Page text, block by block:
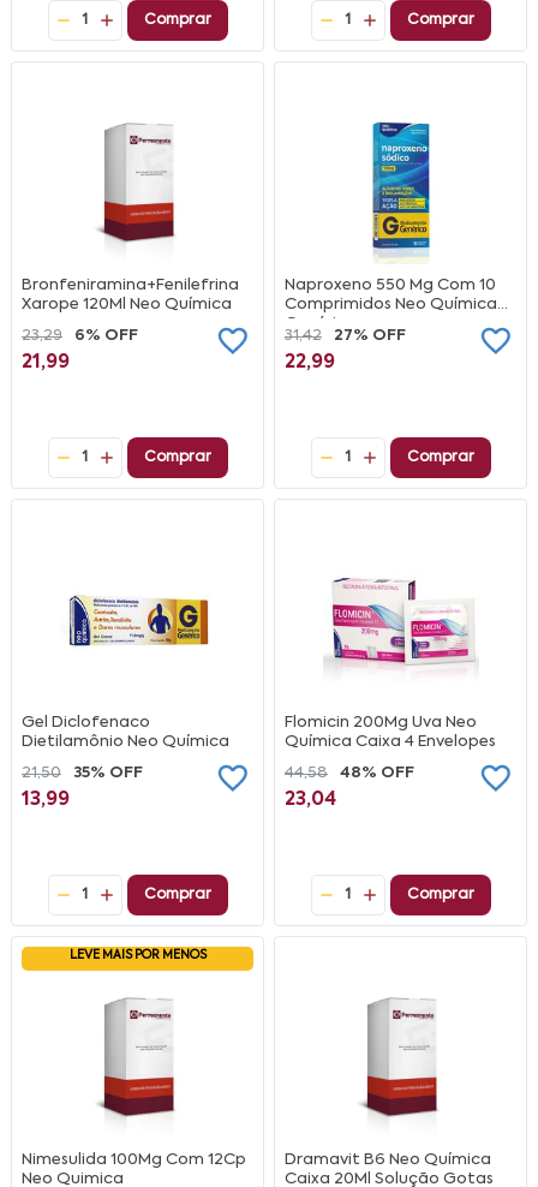
1 Comprar 1 Comprar
Bronfeniramina+Fenilefrina
Xarope 120Ml Neo Química
23,29
6% OFF
21,99
1 Comprar
Naproxeno 550 Mg Com 10
Comprimidos Neo Química
Genérico
31,42 27% OFF
22,99
1 Comprar
Gel Diclofenaco
Dietilamônio Neo Química
21,50
35% OFF
13,99
1 Comprar
Flomicin 200Mg Uva Neo
Química Caixa 4 Envelopes
44,58
48% OFF
23,04
1 Comprar
LEVE MAIS POR MENOS
Nimesulida 100Mg Com 12Cp
Neo Quimica
Dramavit B6 Neo Química
Caixa 20Ml Solução Gotas